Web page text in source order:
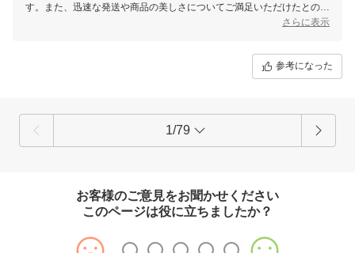
す。また、迅速な発送や商品の美しさについてご満足いただけたとのこ
とで、嬉しいお言葉を頂戴し感謝申し上げます。今後ともご満足いただ
さらに表示
参考になった
1/79
お客様のご意見をお聞かせください
このページは役に立ちましたか？